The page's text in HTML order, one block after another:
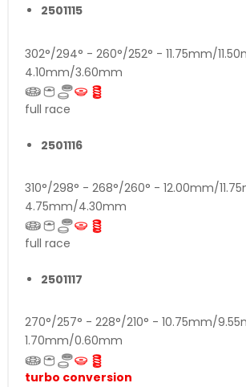
2501115
302°/294° - 260°/252° - 11.75mm/
4.10mm/3.60mm
full race
2501116
310°/298° - 268°/260° - 12.00mm/
4.75mm/4.30mm
full race
2501117
270°/257° - 228°/210° - 10.75mm/
1.70mm/0.60mm
turbo conversion